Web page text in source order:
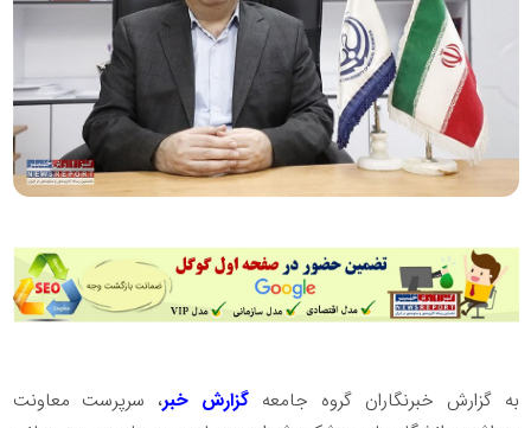
به گزارش خبرنگاران گروه جامعه گزارش خبر، سرپرست معاونت